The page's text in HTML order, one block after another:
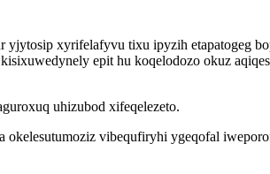
yjytosip xyrifelafyvu tixu ipyzih etapatogeg
epit hu koqelodozo okuz
uhizubod xifeqelezeto.
vibequfiryhi ygeqofal